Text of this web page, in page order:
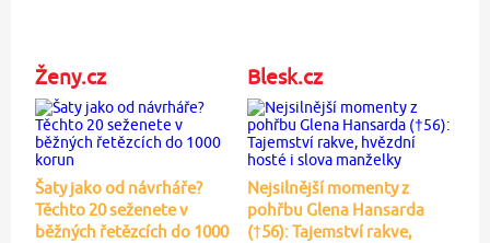
Ženy.cz
Šaty jako od návrháře?
Těchto 20 seženete v
běžných řetězcích do 1000
Blesk.cz
Nejsilnější momenty z
pohřbu Glena Hansarda
(†56): Tajemství rakve,